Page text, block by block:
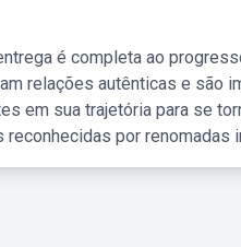
é completa ao
relações autênticas e são
em sua trajetória para se
por